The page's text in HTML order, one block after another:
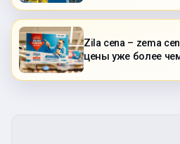
Zila cena – zema
цены уже более